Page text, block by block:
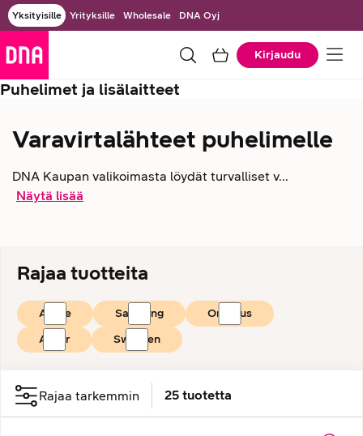
Yksityisille Yrityksille Wholesale DNA Oyj
Kirjaudu
Puhelimet ja lisälaitteet
Varavirtalähteet puhelimelle
DNA Kaupan valikoimasta löydät turvalliset v...
Näytä lisää
Rajaa tuotteita
Apple Samsung
OnePlus
Anker
Swissten
Rajaa tarkemmin 25 tuotetta